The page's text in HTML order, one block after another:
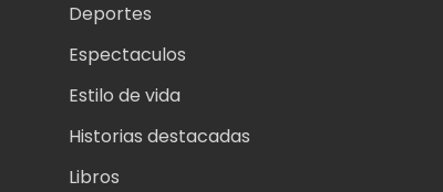
Deportes
Espectaculos
Estilo de vida
Historias destacadas
Libros